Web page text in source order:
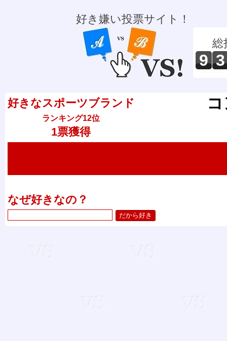
好き嫌い投票サイト！
総
9 3
好きなスポーツブランド
ランキング12位
1票獲得
なぜ好きなの？